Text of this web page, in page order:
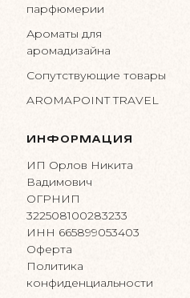
парфюмерии
Ароматы для
аромадизайна
Сопутствующие товары
AROMAPOINT TRAVEL
ИНФОРМАЦИЯ
ИП Орлов Никита
Вадимович
ОГРНИП
322508100283233
ИНН 665899053403
Оферта
Политика
конфиденциальности